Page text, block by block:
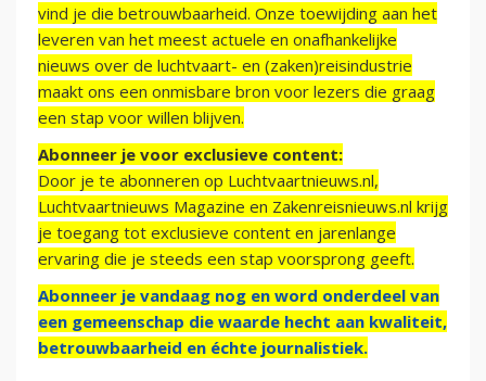
vind je die betrouwbaarheid. Onze toewijding aan het
leveren van het meest actuele en onafhankelijke
nieuws over de luchtvaart- en (zaken)reisindustrie
maakt ons een onmisbare bron voor lezers die graag
een stap voor willen blijven.
Abonneer je voor exclusieve content:
Door je te abonneren op Luchtvaartnieuws.nl,
Luchtvaartnieuws Magazine en Zakenreisnieuws.nl krijg
je toegang tot exclusieve content en jarenlange
ervaring die je steeds een stap voorsprong geeft.
Abonneer je vandaag nog en word onderdeel van
een gemeenschap die waarde hecht aan kwaliteit,
betrouwbaarheid en échte journalistiek.